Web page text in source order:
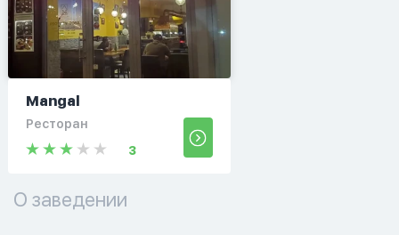
Mangal
Ресторан
3
О заведении